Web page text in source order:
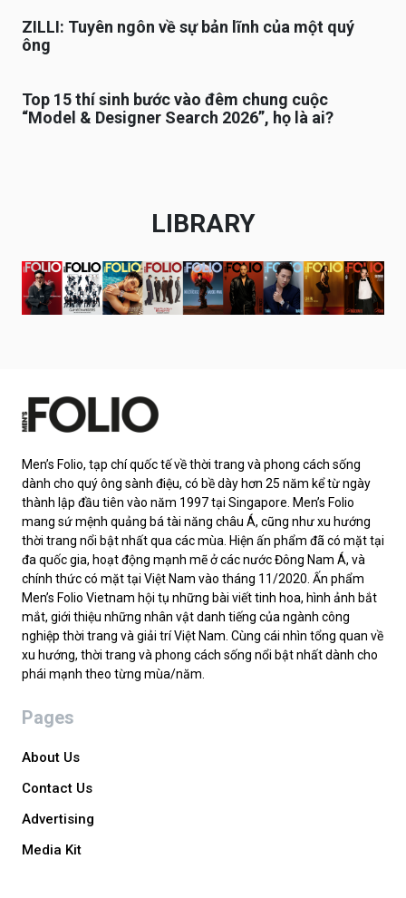
ZILLI: Tuyên ngôn về sự bản lĩnh của một quý
ông
Top 15 thí sinh bước vào đêm chung cuộc
“Model & Designer Search 2026”, họ là ai?
LIBRARY
Men’s Folio, tạp chí quốc tế về thời trang và phong cách sống
dành cho quý ông sành điệu, có bề dày hơn 25 năm kể từ ngày
thành lập đầu tiên vào năm 1997 tại Singapore. Men’s Folio
mang sứ mệnh quảng bá tài năng châu Á, cũng như xu hướng
thời trang nổi bật nhất qua các mùa. Hiện ấn phẩm đã có mặt tại
đa quốc gia, hoạt động mạnh mẽ ở các nước Đông Nam Á, và
chính thức có mặt tại Việt Nam vào tháng 11/2020. Ấn phẩm
Men’s Folio Vietnam hội tụ những bài viết tinh hoa, hình ảnh bắt
mắt, giới thiệu những nhân vật danh tiếng của ngành công
nghiệp thời trang và giải trí Việt Nam. Cùng cái nhìn tổng quan về
xu hướng, thời trang và phong cách sống nổi bật nhất dành cho
phái mạnh theo từng mùa/năm.
Pages
About Us
Contact Us
Advertising
Media Kit